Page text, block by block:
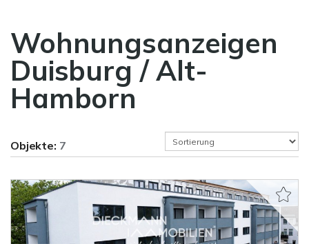
Wohnungsanzeigen
Duisburg / Alt-
Hamborn
Objekte: 7